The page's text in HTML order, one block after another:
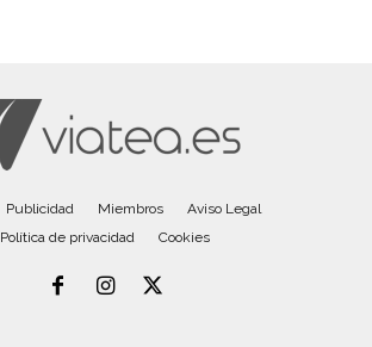
Publicidad Miembros
Aviso Legal
Política de privacidad
Cookies